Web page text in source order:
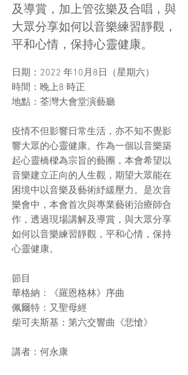
及導賞，加上管弦樂及合唱，與
大眾分享如何以音樂練習靜觀，
平和心情，保持心靈健康。
日期：2022 年10月8日（星期六）
時間：晚上8 時正
地點：荃灣大會堂演藝廳
疫情不但影響日常生活，亦不知不覺影
響大眾的心靈健康。作為一個以音樂築
起心靈橋樑為宗旨的藝團，本會希望以
音樂建立正向的人生觀，期望大眾能在
困境中以音樂及藝術紓緩壓力。是次音
樂會中，本會首次與專業藝術治療師合
作，透過現場講解及導賞，與大眾分享
如何以音樂練習靜觀，平和心情，保持
心靈健康。
節目
華格納：《羅恩格林》序曲
佩爾特：又聖母經
柴可夫斯基：第六交響曲《悲愴》
講者：何永康